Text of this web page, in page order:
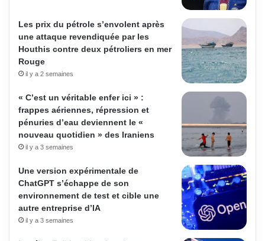
Les prix du pétrole s’envolent après
une attaque revendiquée par les
Houthis contre deux pétroliers en mer
Rouge
il y a 2 semaines
« C’est un véritable enfer ici » :
frappes aériennes, répression et
pénuries d’eau deviennent le «
nouveau quotidien » des Iraniens
il y a 3 semaines
Une version expérimentale de
ChatGPT s’échappe de son
environnement de test et cible une
autre entreprise d’IA
il y a 3 semaines